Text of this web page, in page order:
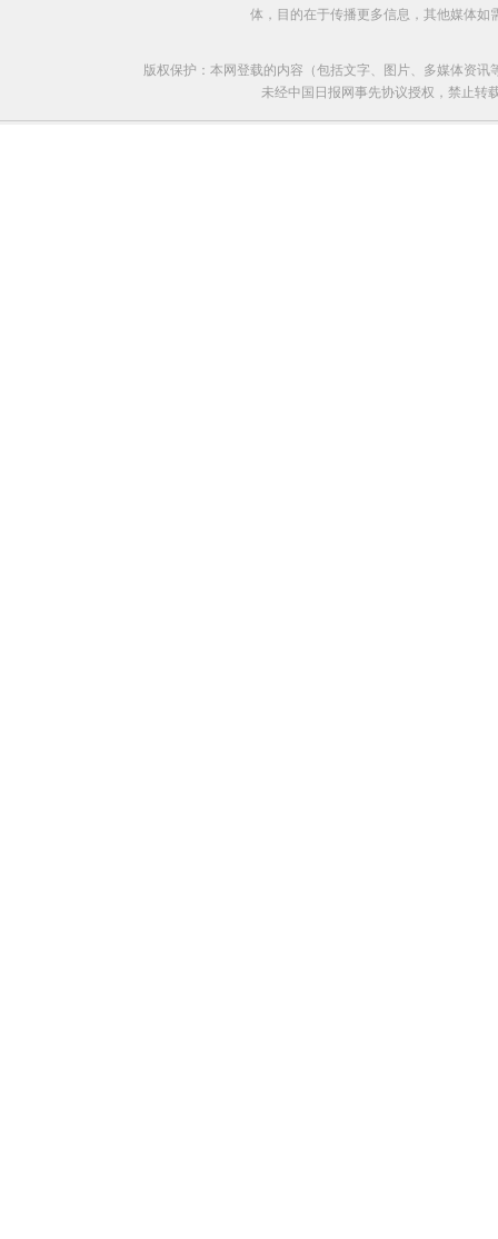
体，目的在于传播更多信息，其他媒体
版权保护：本网登载的内容（包括文字、图片、多媒体资
未经中国日报网事先协议授权，禁止转